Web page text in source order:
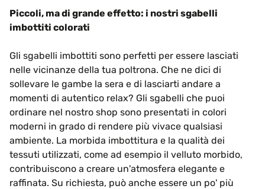
Piccoli, ma di grande effetto: i nostri sgabelli
imbottiti colorati
Gli sgabelli imbottiti sono perfetti per essere lasciati
nelle vicinanze della tua poltrona. Che ne dici di
sollevare le gambe la sera e di lasciarti andare a
momenti di autentico relax? Gli sgabelli che puoi
ordinare nel nostro shop sono presentati in colori
moderni in grado di rendere più vivace qualsiasi
ambiente. La morbida imbottitura e la qualità dei
tessuti utilizzati, come ad esempio il velluto morbido,
contribuiscono a creare un'atmosfera elegante e
raffinata. Su richiesta, può anche essere un po' più